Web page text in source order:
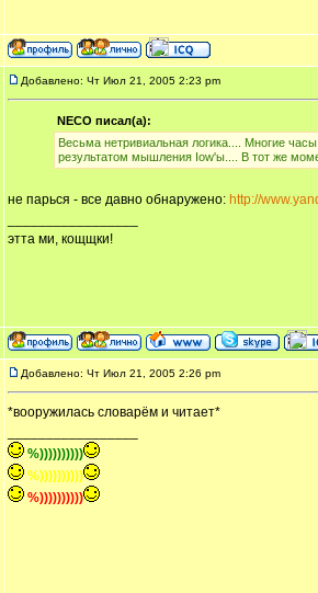
Добавлено: Чт Июл 21, 2005 2:23 pm
NECO писал(а):
Весьма нетривиальная логика.... Многие
результатом мышления Iow'ы.... В тот же
не парься - все давно обнаружено: http://
этта ми, кощщки!
Добавлено: Чт Июл 21, 2005 2:26 pm
*вооружилась словарём и читает*
%))))))))))
%))))))))))
%))))))))))